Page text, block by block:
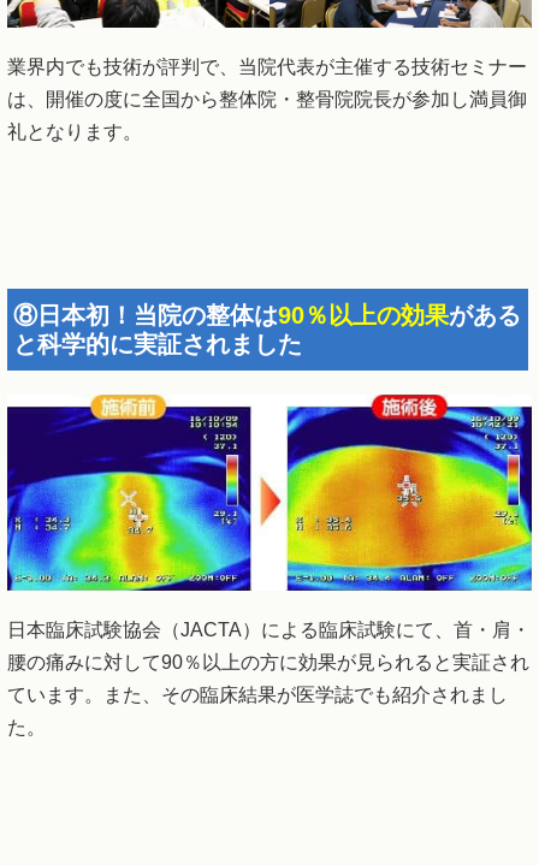
業界内でも技術が評判で、当院代表が主催する技術セミナー
は、開催の度に全国から整体院・整骨院院長が参加し満員御
礼となります。
⑧日本初！当院の整体は90％以上の効果がある
と科学的に実証されました
日本臨床試験協会（JACTA）による臨床試験にて、首・肩・
腰の痛みに対して90％以上の方に効果が見られると実証され
ています。また、その臨床結果が医学誌でも紹介されまし
た。